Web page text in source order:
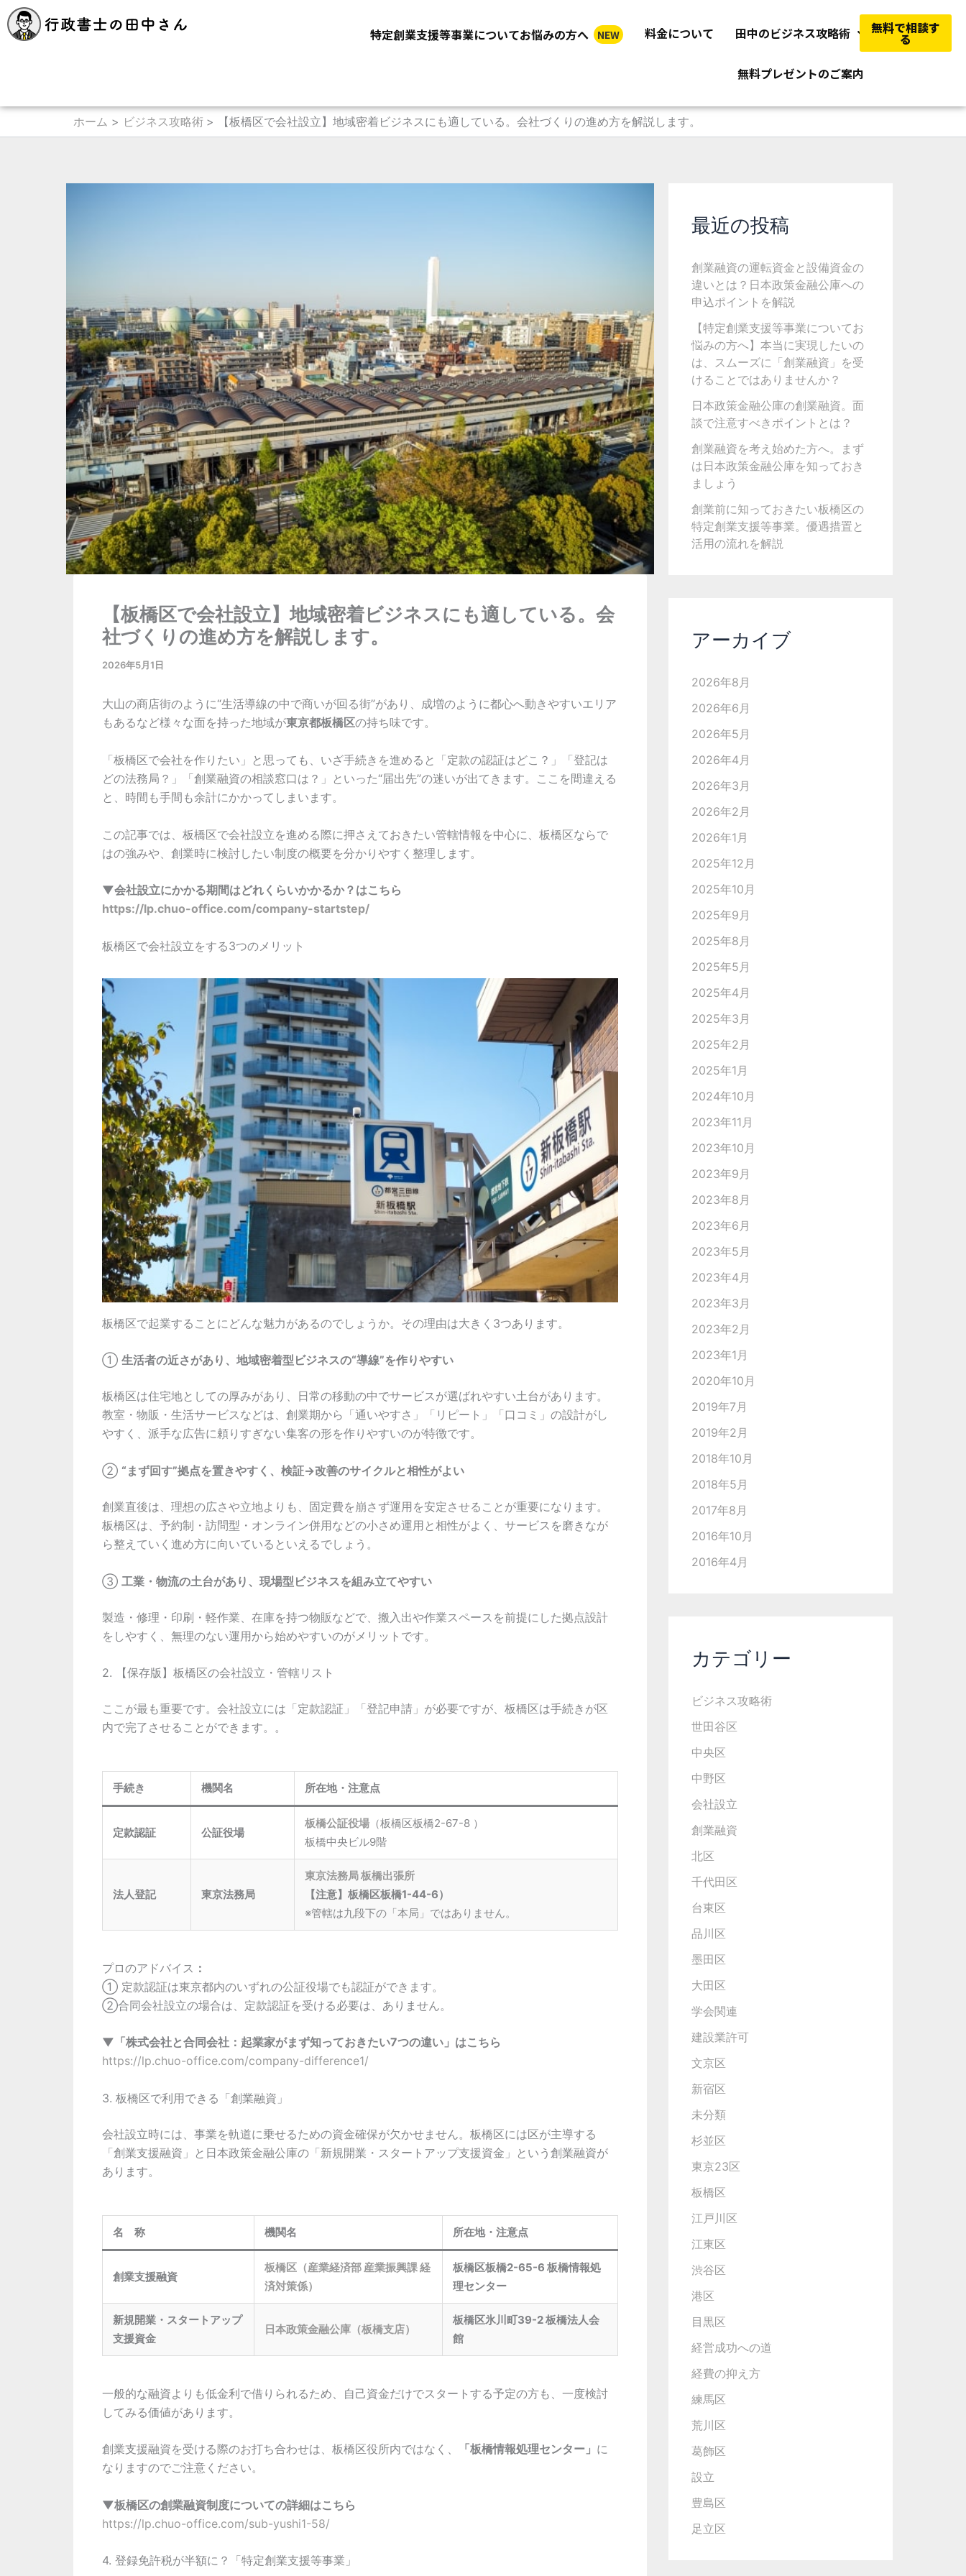
容
特定創業支援等事業についてお悩みの方へ NEW 料金について 田中のビジネス攻略術
無料プレゼントのご案内
無料で相談す
る
ホーム ビジネス攻略術 【板橋区で会社設立】地域密着ビジネスにも適している。会社づくりの進め方を解説します。
【板橋区で会社設立】地域密着ビジネスにも適している。会
社づくりの進め方を解説します。
2026年5月1日
大山の商店街のように“生活導線の中で商いが回る街”があり、成増のように都心へ動きやすいエリア
もあるなど様々な面を持った地域が東京都板橋区の持ち味です。
「板橋区で会社を作りたい」と思っても、いざ手続きを進めると「定款の認証はどこ？」「登記は
どの法務局？」「創業融資の相談窓口は？」といった“届出先”の迷いが出てきます。ここを間違える
と、時間も手間も余計にかかってしまいます。
この記事では、板橋区で会社設立を進める際に押さえておきたい管轄情報を中心に、板橋区ならで
はの強みや、創業時に検討したい制度の概要を分かりやすく整理します。
▼会社設立にかかる期間はどれくらいかかるか？はこちら
https://lp.chuo-office.com/company-startstep/
板橋区で会社設立をする3つのメリット
板橋区で起業することにどんな魅力があるのでしょうか。その理由は大きく3つあります。
① 生活者の近さがあり、地域密着型ビジネスの“導線”を作りやすい
板橋区は住宅地としての厚みがあり、日常の移動の中でサービスが選ばれやすい土台があります。
教室・物販・生活サービスなどは、創業期から「通いやすさ」「リピート」「口コミ」の設計がし
やすく、派手な広告に頼りすぎない集客の形を作りやすいのが特徴です。
② “まず回す”拠点を置きやすく、検証→改善のサイクルと相性がよい
創業直後は、理想の広さや立地よりも、固定費を崩さず運用を安定させることが重要になります。
板橋区は、予約制・訪問型・オンライン併用などの小さめ運用と相性がよく、サービスを磨きなが
ら整えていく進め方に向いているといえるでしょう。
③ 工業・物流の土台があり、現場型ビジネスを組み立てやすい
製造・修理・印刷・軽作業、在庫を持つ物販などで、搬入出や作業スペースを前提にした拠点設計
をしやすく、無理のない運用から始めやすいのがメリットです。
2. 【保存版】板橋区の会社設立・管轄リスト
ここが最も重要です。会社設立には「定款認証」「登記申請」が必要ですが、板橋区は手続きが区
内で完了させることができます。。
手続き 機関名 所在地・注意点
定款認証 公証役場
板橋公証役場 （板橋区板橋2-67-8 ）
板橋中央ビル9階
法人登記 東京法務局
東京法務局 板橋出張所
【注意】板橋区板橋1-44-6）
※管轄は九段下の「本局」ではありません。
プロのアドバイス ：
① 定款認証は東京都内のいずれの公証役場でも認証ができます。
②合同会社設立の場合は、定款認証を受ける必要は、ありません。
▼「株式会社と合同会社：起業家がまず知っておきたい7つの違い」はこちら
https://lp.chuo-office.com/company-difference1/
3. 板橋区で利用できる「創業融資」
会社設立時には、事業を軌道に乗せるための資金確保が欠かせません。板橋区には区が主導する
「創業支援融資」と日本政策金融公庫の「新規開業・スタートアップ支援資金」という創業融資が
あります。
名 称 機関名 所在地・注意点
創業支援融資
板橋区（産業経済部 産業振興課 経
済対策係）
板橋区板橋2-65-6 板橋情報処
理センター
新規開業・スタートアップ
支援資金
日本政策金融公庫（板橋支店）
板橋区氷川町39-2 板橋法人会
館
一般的な融資よりも低金利で借りられるため、自己資金だけでスタートする予定の方も、一度検討
してみる価値があります。
創業支援融資を受ける際のお打ち合わせは、板橋区役所内ではなく、 「板橋情報処理センター 」 に
なりますのでご注意ください。
▼板橋区の創業融資制度についての詳細はこちら
https://lp.chuo-office.com/sub-yushi1-58/
4. 登録免許税が半額に？「特定創業支援等事業」
最近の投稿
創業融資の運転資金と設備資金の
違いとは？日本政策金融公庫への
申込ポイントを解説
【特定創業支援等事業についてお
悩みの方へ】本当に実現したいの
は、スムーズに「創業融資」を受
けることではありませんか？
日本政策金融公庫の創業融資。面
談で注意すべきポイントとは？
創業融資を考え始めた方へ。まず
は日本政策金融公庫を知っておき
ましょう
創業前に知っておきたい板橋区の
特定創業支援等事業。優遇措置と
活用の流れを解説
アーカイブ
2026年8月
2026年6月
2026年5月
2026年4月
2026年3月
2026年2月
2026年1月
2025年12月
2025年10月
2025年9月
2025年8月
2025年5月
2025年4月
2025年3月
2025年2月
2025年1月
2024年10月
2023年11月
2023年10月
2023年9月
2023年8月
2023年6月
2023年5月
2023年4月
2023年3月
2023年2月
2023年1月
2020年10月
2019年7月
2019年2月
2018年10月
2018年5月
2017年8月
2016年10月
2016年4月
カテゴリー
ビジネス攻略術
世田谷区
中央区
中野区
会社設立
創業融資
北区
千代田区
台東区
品川区
墨田区
大田区
学会関連
建設業許可
文京区
新宿区
未分類
杉並区
東京23区
板橋区
江戸川区
江東区
渋谷区
港区
目黒区
経営成功への道
経費の抑え方
練馬区
荒川区
葛飾区
設立
豊島区
足立区